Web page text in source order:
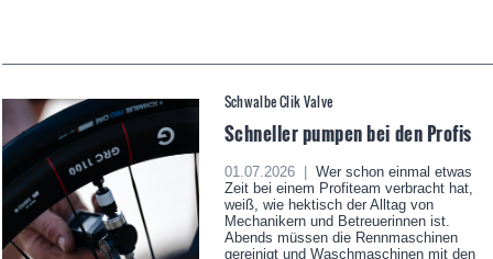
Schwalbe Clik Valve
Schneller pumpen bei den Profis
01.07.2026 |
Wer schon einmal etwas
Zeit bei einem Profiteam verbracht hat,
weiß, wie hektisch der Alltag von
Mechanikern und Betreuerinnen ist.
Abends müssen die Rennmaschinen
gereinigt und Waschmaschinen mit den